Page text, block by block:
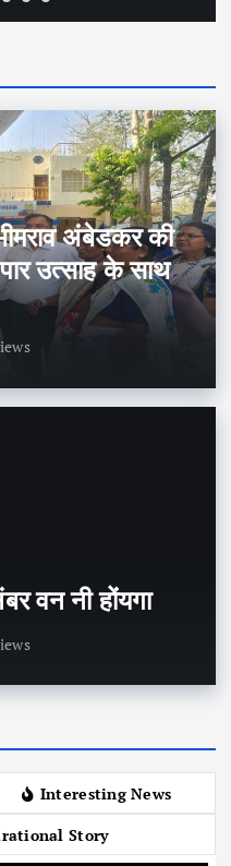
अंबेडकर की
उत्साह के साथ
वन नी होंयगा
Interesting News
Story